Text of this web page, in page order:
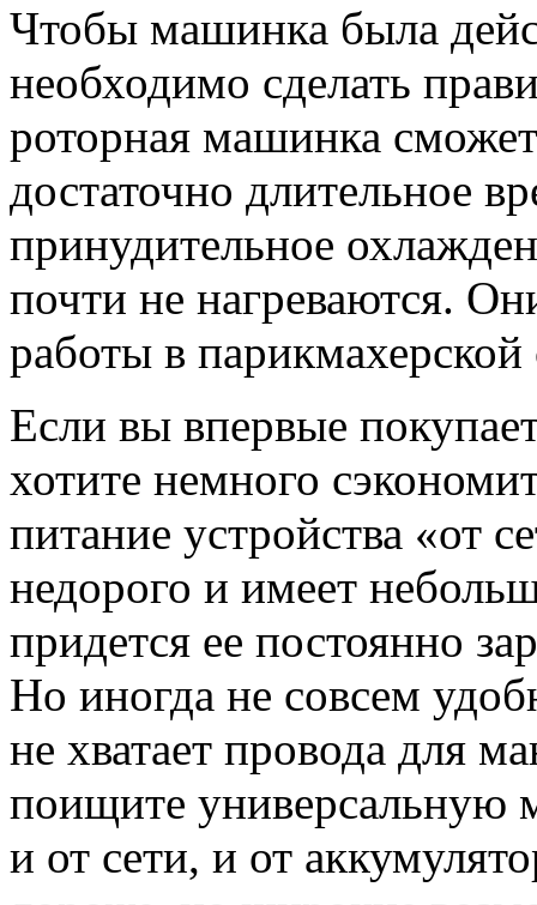
Чтобы машинка была
необходимо сделать
роторная машинка
достаточно длительное
принудительное
почти не нагреваются.
работы в
Если вы впервые
хотите немного
питание устройства «от
недорого и имеет
придется ее постоянно
Но иногда не совсем
не хватает провода для
поищите универсальную
и от сети, и от